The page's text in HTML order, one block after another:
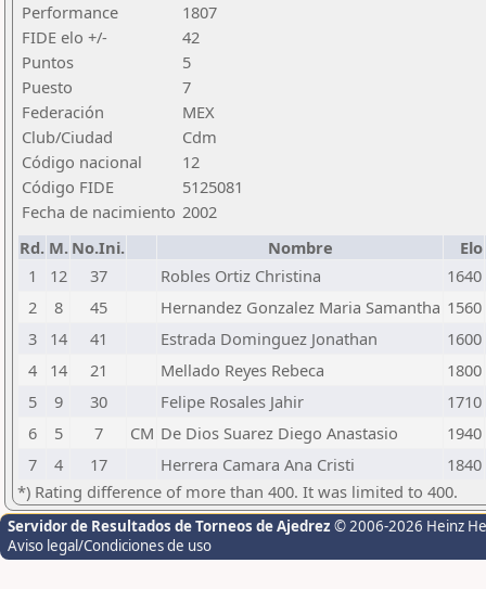
Performance
1807
FIDE elo +/-
42
Puntos
5
Puesto
7
Federación
MEX
Club/Ciudad
Cdm
Código nacional
12
Código FIDE
5125081
Fecha de nacimiento 2002
Rd. M. No.Ini. Nombre
Elo
1
12 37 Robles Ortiz Christina
1640
2
8 45 Hernandez Gonzalez Maria Samantha 1560
3
14 41 Estrada Dominguez Jonathan
1600
4
14 21 Mellado Reyes Rebeca
1800
5
9 30 Felipe Rosales Jahir
1710
6
5 7 CM De Dios Suarez Diego Anastasio
1940
7
4 17 Herrera Camara Ana Cristi
1840
*) Rating difference of more than 400. It was limited to 400.
Servidor de Resultados de Torneos de Ajedrez © 2006-2026 Heinz
Aviso legal/Condiciones de uso